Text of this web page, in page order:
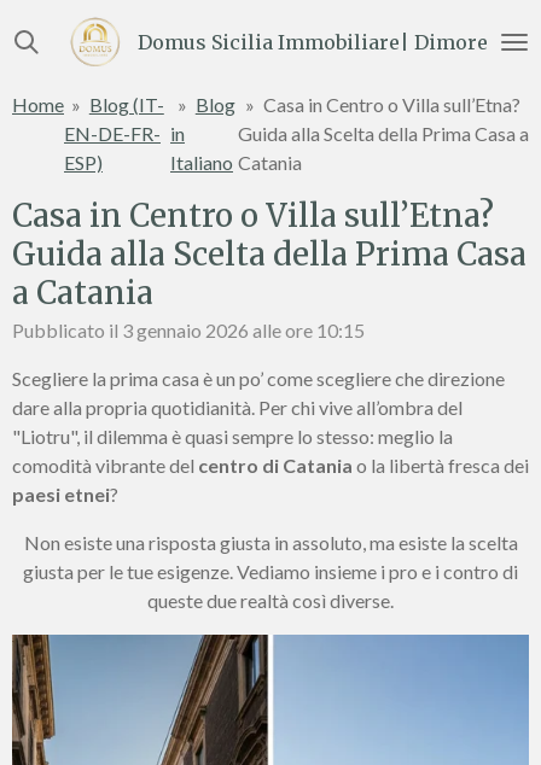
al
principale
Domus Sicilia Immobiliare| Dimore e
Home » Blog (IT-
EN-DE-FR-
ESP)
» Blog
in
Italiano
» Casa in Centro o Villa sull’Etna?
Guida alla Scelta della Prima Casa a
Catania
Casa in Centro o Villa sull’Etna?
Guida alla Scelta della Prima Casa
a Catania
Pubblicato il 3 gennaio 2026 alle ore 10:15
Scegliere la prima casa è un po’ come scegliere che direzione
dare alla propria quotidianità. Per chi vive all’ombra del
"Liotru", il dilemma è quasi sempre lo stesso: meglio la
comodità vibrante del centro di Catania o la libertà fresca dei
paesi etnei?
Non esiste una risposta giusta in assoluto, ma esiste la scelta
giusta per le tue esigenze. Vediamo insieme i pro e i contro di
queste due realtà così diverse.